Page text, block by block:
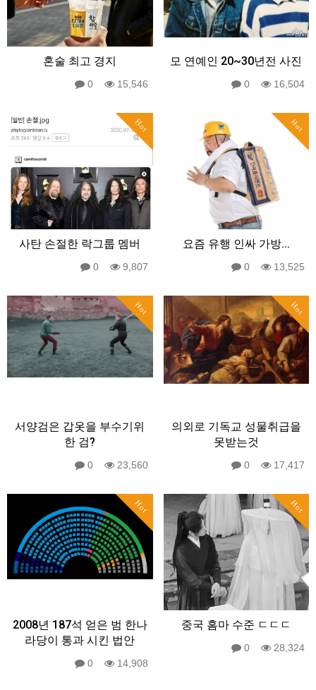
혼술 최고 경지
0 15,546
모 연예인 20~30년전 사진
0 16,504
Hot
사탄 손절한 락그룹 멤버
0 9,807
Hot
요즘 유행 인싸 가방...
0 13,525
Hot
서양검은 갑옷을 부수기위
한 검?
0 23,560
Hot
의외로 기독교 성물취급을
못받는것
0 17,417
Hot
2008년 187석 얻은 범 한나
라당이 통과 시킨 법안
0 14,908
Hot
중국 홈마 수준 ㄷㄷㄷ
0 28,324